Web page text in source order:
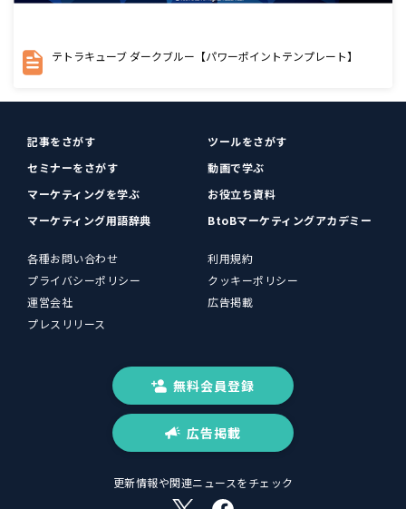
テトラキューブ ダークブルー【パワーポイントテンプレート】
記事をさがす
ツールをさがす
セミナーをさがす
動画で学ぶ
マーケティングを学ぶ
お役立ち資料
マーケティング用語辞典
BtoBマーケティングアカデミー
各種お問い合わせ
利用規約
プライバシーポリシー
クッキーポリシー
運営会社
広告掲載
プレスリリース
無料会員登録
広告掲載
更新情報や関連ニュースをチェック